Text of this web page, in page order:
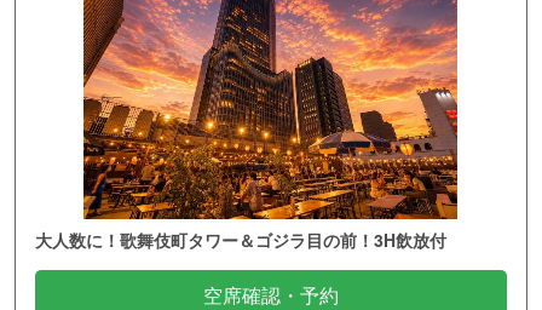
大人数に！歌舞伎町タワー＆ゴジラ目の前！3H飲放付
空席確認・予約